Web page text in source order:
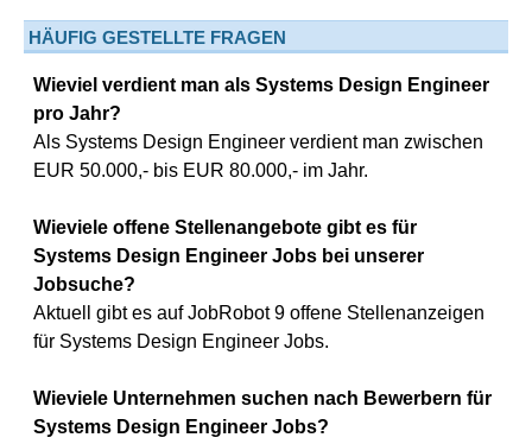
HÄUFIG GESTELLTE FRAGEN
Wieviel verdient man als Systems Design Engineer
pro Jahr?
Als Systems Design Engineer verdient man zwischen
EUR 50.000,- bis EUR 80.000,- im Jahr.
Wieviele offene Stellenangebote gibt es für
Systems Design Engineer Jobs bei unserer
Jobsuche?
Aktuell gibt es auf JobRobot 9 offene Stellenanzeigen
für Systems Design Engineer Jobs.
Wieviele Unternehmen suchen nach Bewerbern für
Systems Design Engineer Jobs?